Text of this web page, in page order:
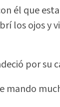
él que
los ojos y
por su
mando